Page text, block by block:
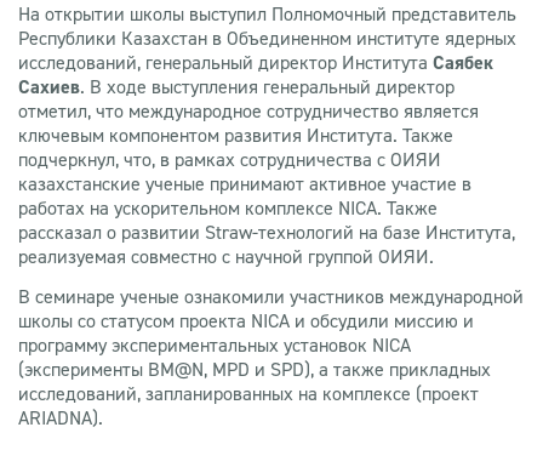
На открытии школы выступил Полномочный представитель
Республики Казахстан в Объединенном институте ядерных
исследований, генеральный директор Института Саябек
Сахиев. В ходе выступления генеральный директор
отметил, что международное сотрудничество является
ключевым компонентом развития Института. Также
подчеркнул, что, в рамках сотрудничества с ОИЯИ
казахстанские ученые принимают активное участие в
работах на ускорительном комплексе NICA. Также
рассказал о развитии Straw-технологий на базе Института,
реализуемая совместно с научной группой ОИЯИ.
В семинаре ученые ознакомили участников международной
школы со статусом проекта NICA и обсудили миссию и
программу экспериментальных установок NICA
(эксперименты BM@N, MPD и SPD), а также прикладных
исследований, запланированных на комплексе (проект
ARIADNA).